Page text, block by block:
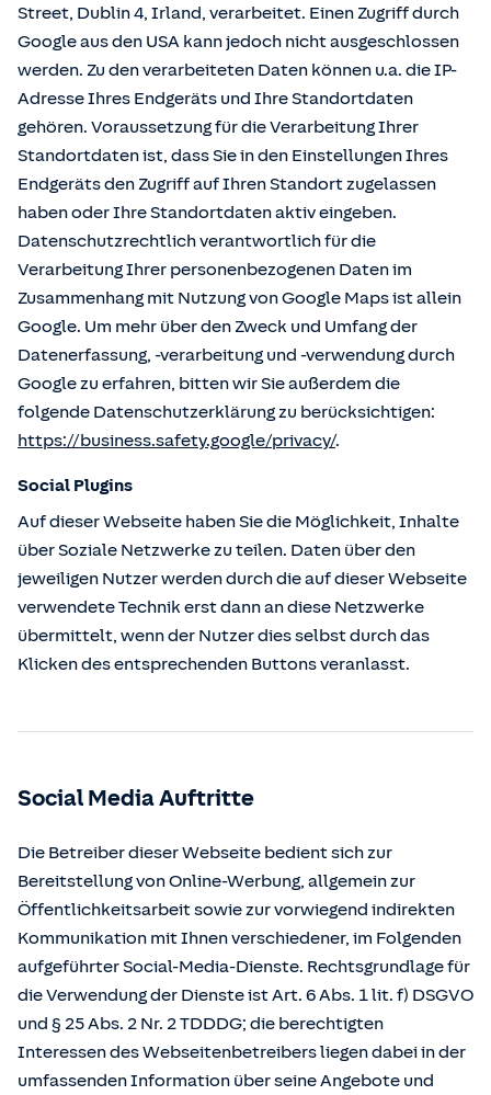
Street, Dublin 4, Irland, verarbeitet. Einen Zugriff durch
Google aus den USA kann jedoch nicht ausgeschlossen
werden. Zu den verarbeiteten Daten können u.a. die IP-
Adresse Ihres Endgeräts und Ihre Standortdaten
gehören. Voraussetzung für die Verarbeitung Ihrer
Standortdaten ist, dass Sie in den Einstellungen Ihres
Endgeräts den Zugriff auf Ihren Standort zugelassen
haben oder Ihre Standortdaten aktiv eingeben.
Datenschutzrechtlich verantwortlich für die
Verarbeitung Ihrer personenbezogenen Daten im
Zusammenhang mit Nutzung von Google Maps ist allein
Google. Um mehr über den Zweck und Umfang der
Datenerfassung, -verarbeitung und -verwendung durch
Google zu erfahren, bitten wir Sie außerdem die
folgende Datenschutzerklärung zu berücksichtigen:
https://business.safety.google/privacy/.
Social Plugins
Auf dieser Webseite haben Sie die Möglichkeit, Inhalte
über Soziale Netzwerke zu teilen. Daten über den
jeweiligen Nutzer werden durch die auf dieser Webseite
verwendete Technik erst dann an diese Netzwerke
übermittelt, wenn der Nutzer dies selbst durch das
Klicken des entsprechenden Buttons veranlasst.
Social Media Auftritte
Die Betreiber dieser Webseite bedient sich zur
Bereitstellung von Online-Werbung, allgemein zur
Öffentlichkeitsarbeit sowie zur vorwiegend indirekten
Kommunikation mit Ihnen verschiedener, im Folgenden
aufgeführter Social-Media-Dienste. Rechtsgrundlage für
die Verwendung der Dienste ist Art. 6 Abs. 1 lit. f) DSGVO
und § 25 Abs. 2 Nr. 2 TDDDG; die berechtigten
Interessen des Webseitenbetreibers liegen dabei in der
umfassenden Information über seine Angebote und